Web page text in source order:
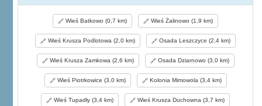
Wieś Batkowo (0,7 km) Wieś Żalinowo (1,9 km)
Wieś Krusza Podlotowa (2,0 km) Osada Leszczyce (2,4 km)
Wieś Krusza Zamkowa (2,6 km) Osada Dziarnowo (3,0 km)
Wieś Piotrkowice (3,0 km) Kolonia Mimowola (3,4 km)
Wieś Tupadły (3,4 km) Wieś Krusza Duchowna (3,7 km)